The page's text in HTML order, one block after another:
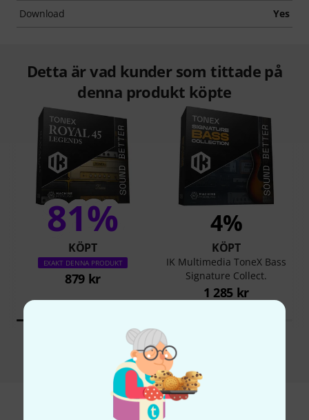
Download Yes
Detta är vad kunder som tittade på
denna produkt köpte
81%
KÖPT
EXAKT DENNA PRODUKT
879 kr
4%
KÖPT
IK Multimedia ToneX Bass
Signature Collect.
1 285 kr
Jämför